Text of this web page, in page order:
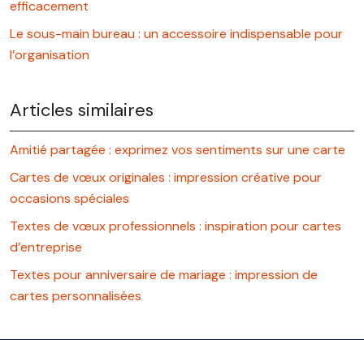
efficacement
Le sous-main bureau : un accessoire indispensable pour
l’organisation
Articles similaires
Amitié partagée : exprimez vos sentiments sur une carte
Cartes de vœux originales : impression créative pour
occasions spéciales
Textes de vœux professionnels : inspiration pour cartes
d’entreprise
Textes pour anniversaire de mariage : impression de
cartes personnalisées